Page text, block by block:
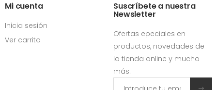
Mi cuenta
Inicia sesión
Ver carrito
Suscríbete a nuestra
Newsletter
Ofertas epeciales en
productos, novedades de
la tienda online y mucho
más.